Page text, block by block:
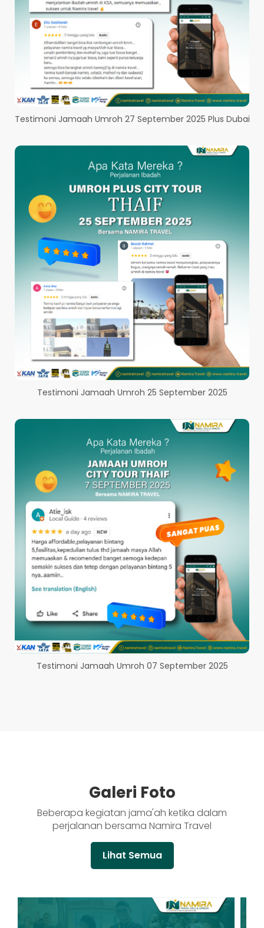
PERBESAR GAMBAR
Testimoni Jamaah Umroh 27 September 2025 Plus Dubai
PERBESAR GAMBAR
Testimoni Jamaah Umroh 25 September 2025
PERBESAR GAMBAR
Testimoni Jamaah Umroh 07 September 2025
Galeri Foto
Beberapa kegiatan jama'ah ketika dalam
perjalanan bersama Namira Travel
Lihat Semua